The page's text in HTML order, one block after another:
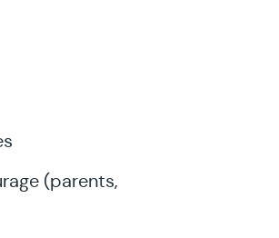
(parents,